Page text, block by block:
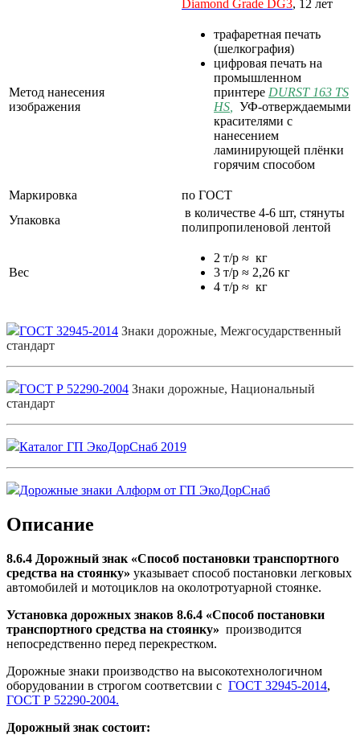
Diamond Grade DG3, 12 лет
Метод нанесения
изображения
трафаретная печать
(шелкография)
цифровая печать на
промышленном
принтере DURST 163 TS
HS
УФ-отверждаемыми
красителями с
нанесением
ламинирующей плёнки
горячим способом
Маркировка
по ГОСТ
Упаковка
в количестве 4-6 шт, стянуты
полипропиленовой лентой
Вес
2 т/р ≈ кг
3 т/р ≈ 2,26 кг
4 т/р ≈ кг
ГОСТ 32945-2014 Знаки дорожные, Межгосударственный
стандарт
ГОСТ Р 52290-2004 Знаки дорожные, Национальный
стандарт
Каталог ГП ЭкоДорСнаб 2019
Дорожные знаки Алформ от ГП ЭкоДорСнаб
Описание
8.6.4 Дорожный знак «Способ постановки транспортного
средства на стоянку» указывает способ постановки легковых
автомобилей и мотоциклов на околотротуарной стоянке.
Установка дорожных знаков 8.6.4 «Способ постановки
транспортного средства на стоянку» производится
непосредственно перед перекрестком.
Дорожные знаки производство на высокотехнологичном
оборудовании в строгом соответсвии с ГОСТ 32945-2014,
ГОСТ Р 52290-2004.
Дорожный знак состоит: